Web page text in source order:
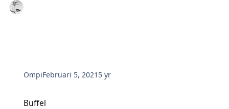
OmpiFebruari 5, 2021 5 yr
Buffel